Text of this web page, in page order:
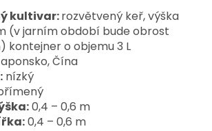
kultivar:rozvětvený keř, výška
(v jarním období bude obrost
kontejner o objemu 3 L
Čína
nízký
0,4 – 0,6 m
0,4 – 0,6 m